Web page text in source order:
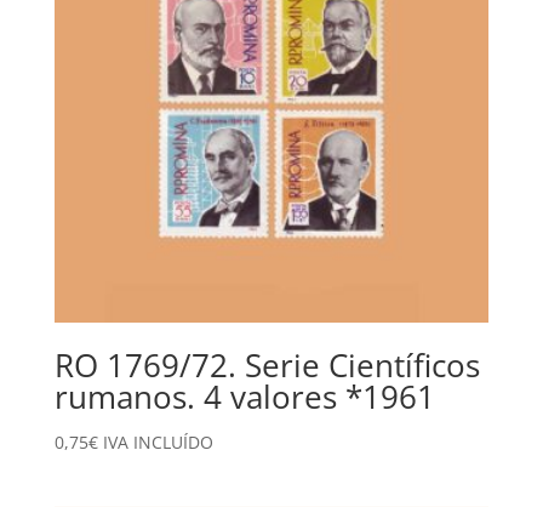
RO 1769/72. Serie Científicos
rumanos. 4 valores *1961
0,75€ IVA INCLUÍDO